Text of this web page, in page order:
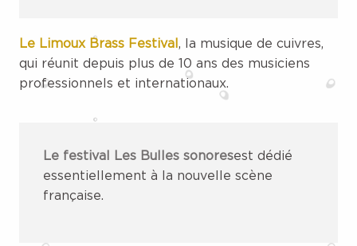
Le Limoux Brass Festival , la musique de cuivres,
qui réunit depuis plus de 10 ans des musiciens
professionnels et internationaux.
Le festival Les Bulles sonoresest dédié
essentiellement à la nouvelle scène
française.